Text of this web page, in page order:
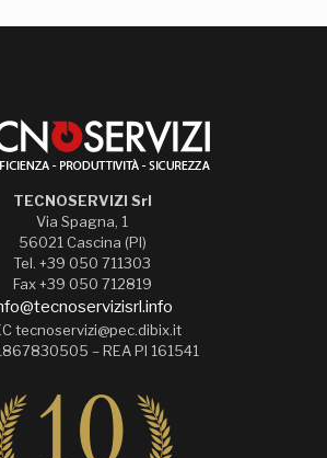
TECNOSERVIZI Srl
Via Spagna, 1
56021 Cascina (PI)
Tel. +39 050 711303
Fax +39 050 712819
tecnoservizi@pec.dibix.it
– REA PI 161541